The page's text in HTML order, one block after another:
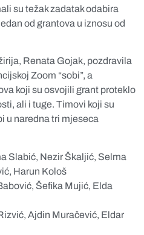
su težak zadatak odabira
od grantova u iznosu od
Renata Gojak, pozdravila
Zoom “sobi”, a
koji su osvojili grant proteklo
ali i tuge. Timovi koji su
u naredna tri mjeseca
Slabić, Nezir Škaljić, Selma
Harun Kološ
Šefika Mujić, Elda
Ajdin Muračević, Eldar